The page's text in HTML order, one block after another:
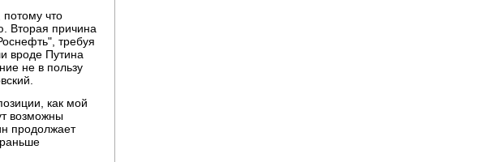
что
Вторая причина
требуя
вроде Путина
не в пользу
как мой
возможны
продолжает
раньше